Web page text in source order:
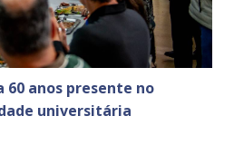
60 anos presente no
universitária